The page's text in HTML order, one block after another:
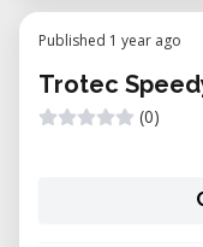
Published 1 year ago
Trotec
(0)